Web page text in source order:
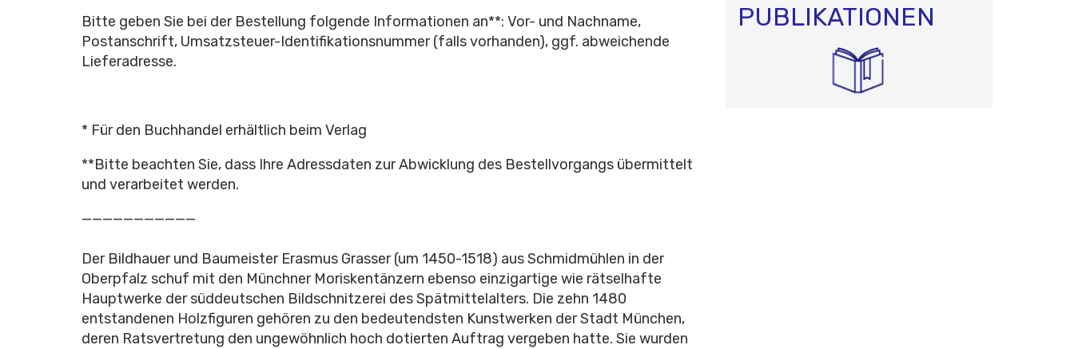
Bitte geben Sie bei der Bestellung folgende Informationen an**: Vor- und Nachname,
Postanschrift, Umsatzsteuer-Identifikationsnummer (falls vorhanden), ggf. abweichende
Lieferadresse.
* Für den Buchhandel erhältlich beim Verlag
**Bitte beachten Sie, dass Ihre Adressdaten zur Abwicklung des Bestellvorgangs übermittelt
und verarbeitet werden.
———————————
Der Bildhauer und Baumeister Erasmus Grasser (um 1450-1518) aus Schmidmühlen in der
Oberpfalz schuf mit den Münchner Moriskentänzern ebenso einzigartige wie rätselhafte
Hauptwerke der süddeutschen Bildschnitzerei des Spätmittelalters. Die zehn 1480
entstandenen Holzfiguren gehören zu den bedeutendsten Kunstwerken der Stadt München,
deren Ratsvertretung den ungewöhnlich hoch dotierten Auftrag vergeben hatte. Sie wurden
PUBLIKATIONEN